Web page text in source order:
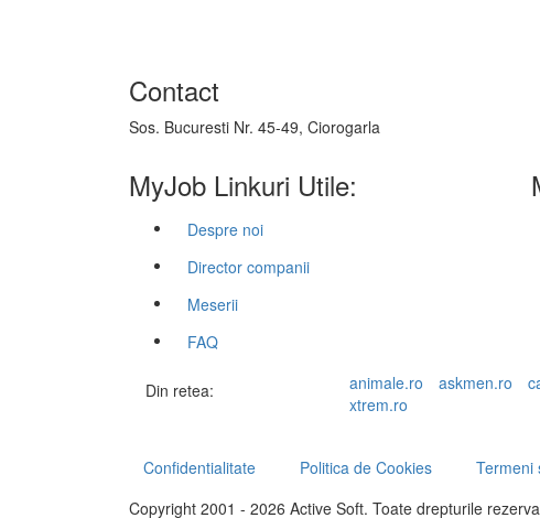
Contact
Sos. Bucuresti Nr. 45-49, Ciorogarla
MyJob Linkuri Utile:
Despre noi
Director companii
Meserii
FAQ
Din retea: animale.ro askmen.ro
xtrem.ro
Confidentialitate Politica de Cookies
Termeni
Copyright 2001 - 2026 Active Soft. Toate drepturile